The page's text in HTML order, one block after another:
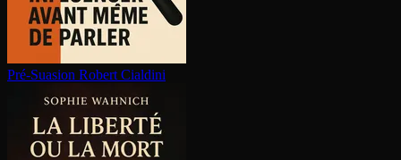
Pré-Suasion Robert Cialdini